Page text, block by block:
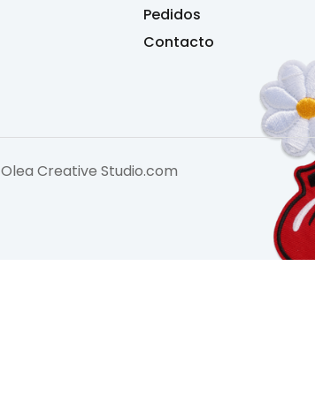
Pedidos
Contacto
Olea Creative Studio.com